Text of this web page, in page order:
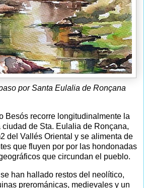
por Santa Eulalia de Ronçana
Besós recorre longitudinalmente la
ciudad de Sta. Eulalia de Ronçana,
del Vallés Oriental y se alimenta de
que fluyen por por las hondonadas
que circundan el pueblo.
han hallado restos del neolítico,
prerománicas, medievales y un